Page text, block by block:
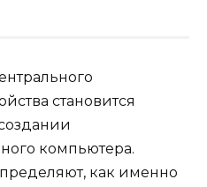
становится
компьютера.
как именно